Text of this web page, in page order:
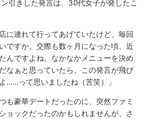
引きした発言は、30代女子が発したこ
に連れて行ってあげていたけど、毎回
ですか。交際も数ヶ月になった頃、近
んですよね。なかなかメニューを決め
なぁと思っていたら、この発言が飛び
……って思いましたね（苦笑）」
も豪華デートだったのに、突然ファミ
ョックだったのかもしれませんが、さ